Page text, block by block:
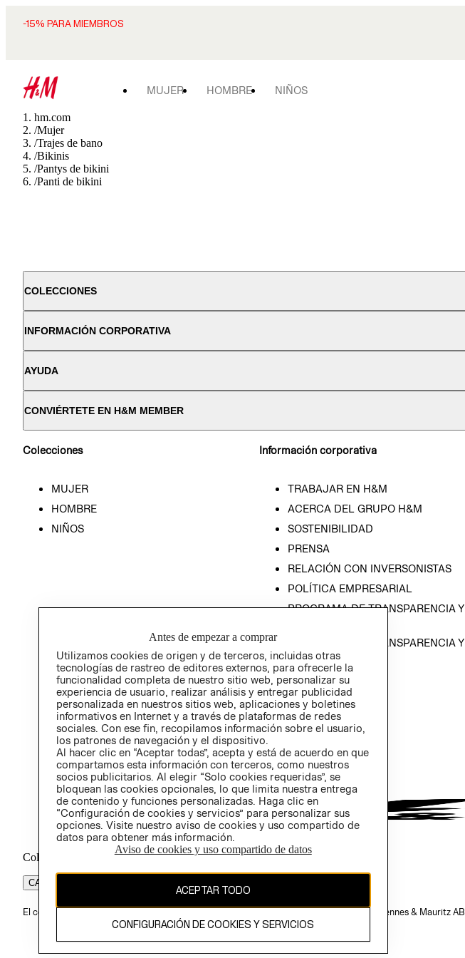
-15% PARA MIEMBROS
MUJER HOMBRE NIÑOS
hm.com
/Mujer
/Trajes de bano
/Bikinis
/Pantys de bikini
/Panti de bikini
COLECCIONES
INFORMACIÓN CORPORATIVA
AYUDA
CONVIÉRTETE EN H&M MEMBER
Colecciones
MUJER
HOMBRE
NIÑOS
Información corporativa
TRABAJAR EN H&M
ACERCA DEL GRUPO H&M
SOSTENIBILIDAD
PRENSA
RELACIÓN CON INVERSONISTAS
POLÍTICA EMPRESARIAL
PROGRAMA DE TRANSPARENCIA Y
PROGRAMA DE TRANSPARENCIA Y
ÉTICA (INGLÉS)
Colombia ($)
CAMBIAR REGIÓN
El contenido de esta página web está protegido por copyright y es propiedad de H&M Hennes & Mauritz AB.
Antes de empezar a comprar
Utilizamos cookies de origen y de terceros, incluidas otras
tecnologías de rastreo de editores externos, para ofrecerle la
funcionalidad completa de nuestro sitio web, personalizar su
experiencia de usuario, realizar análisis y entregar publicidad
personalizada en nuestros sitios web, aplicaciones y boletines
informativos en Internet y a través de plataformas de redes
sociales. Con ese fin, recopilamos información sobre el usuario,
los patrones de navegación y el dispositivo.
Al hacer clic en “Aceptar todas”, acepta y está de acuerdo en que
compartamos esta información con terceros, como nuestros
socios publicitarios. Al elegir “Solo cookies requeridas”, se
bloquean las cookies opcionales, lo que limita nuestra entrega
de contenido y funciones personalizadas. Haga clic en
“Configuración de cookies y servicios” para personalizar sus
opciones. Visite nuestro aviso de cookies y uso compartido de
datos para obtener más información.
Aviso de cookies y uso compartido de datos
ACEPTAR TODO
CONFIGURACIÓN DE COOKIES Y SERVICIOS